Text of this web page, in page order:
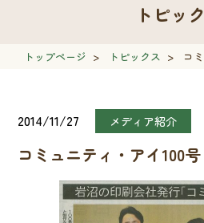
トピッ
トップページ > トピックス > コ
2014/11/27 メディア紹介
コミュニティ・アイ100号